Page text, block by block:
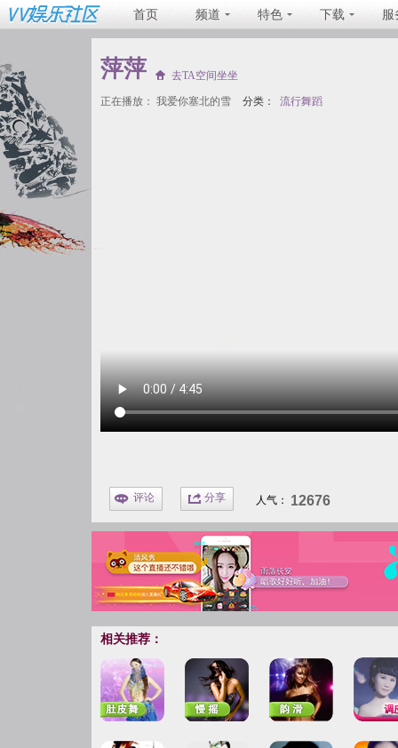
首页 频道 特色 下载 服
萍萍 去TA空间坐坐
正在播放： 我爱你塞北的雪 分类： 流行舞蹈
评论 分享 人气： 12676
相关推荐：